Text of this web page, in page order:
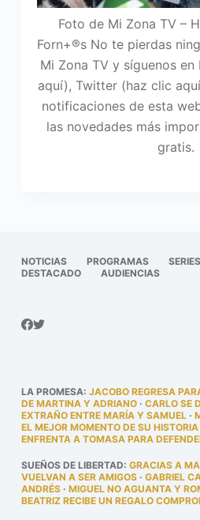
Foto de Mi Zona TV –
Forn+®s No te pierdas
Mi Zona TV y síguenos
aquí), Twitter (haz clic
notificaciones de esta
las novedades más
gratis.
NOTICIAS PROGRAMAS SERIES
DESTACADO
AUDIENCIAS
LA PROMESA: JACOBO REGRESA
DE MARTINA Y ADRIANO· CARLO SE
EXTRAÑO ENTRE MARÍA Y SAMUEL·
EL MEJOR MOMENTO DE SU
ENFRENTA A TOMASA PARA
SUEÑOS DE LIBERTAD: GRACIAS A
VUELVAN A SER AMIGOS· GABRIEL
ANDRÉS· MIGUEL NO AGUANTA Y
BEATRIZ RECIBE UN REGALO